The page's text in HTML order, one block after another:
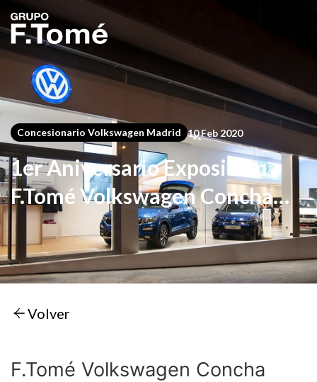
Concesionario Volkswagen Madrid 10 Feb 2020
1er Aniversario Exposición
F.Tomé Volkswagen Concha
Espina
Volver
F.Tomé Volkswagen Concha